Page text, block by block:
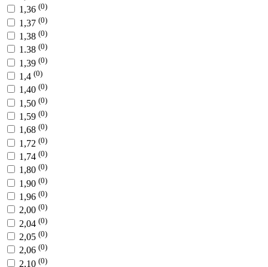
1,36 (0)
1,37 (0)
1,38 (0)
1.38 (0)
1,39 (0)
1,4 (0)
1,40 (0)
1,50 (0)
1,59 (0)
1,68 (0)
1,72 (0)
1,74 (0)
1,80 (0)
1,90 (0)
1,96 (0)
2,00 (0)
2,04 (0)
2,05 (0)
2,06 (0)
2,10 (0)